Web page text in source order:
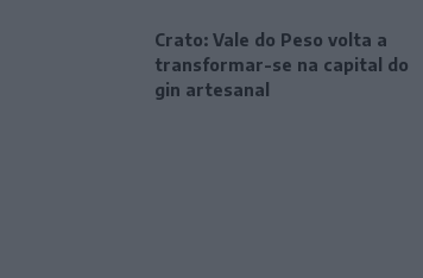
Crato: Vale do Peso volta a
transformar-se na capital do
gin artesanal